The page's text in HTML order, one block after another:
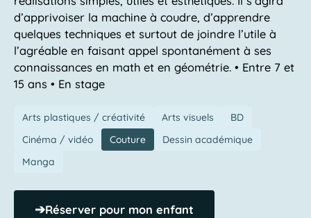
d’apprivoiser la machine à coudre, d’apprendre
quelques techniques et surtout de joindre l’utile à
l’agréable en faisant appel spontanément à ses
connaissances en math et en géométrie. • Entre 7 et
15 ans • En stage
Arts plastiques / créativité Arts visuels
BD
Cinéma / vidéo
Couture
Dessin académique
Manga
➔Réserver pour mon enfant